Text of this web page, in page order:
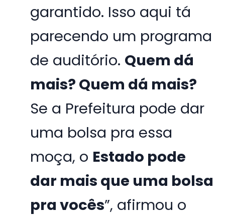
garantido. Isso aqui tá
parecendo um programa
de auditório. Quem dá
mais? Quem dá mais?
Se a Prefeitura pode dar
uma bolsa pra essa
moça, o Estado pode
dar mais que uma bolsa
pra vocês”, afirmou o